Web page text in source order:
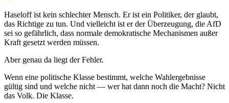
Haseloff ist kein schlechter Mensch. Er ist ein Politiker, der glaubt,
das Richtige zu tun. Und vielleicht ist er der Überzeugung, die AfD
sei so gefährlich, dass normale demokratische Mechanismen außer
Kraft gesetzt werden müssen.
Aber genau da liegt der Fehler.
Wenn eine politische Klasse bestimmt, welche Wahlergebnisse
gültig sind und welche nicht — wer hat dann noch die Macht? Nicht
das Volk. Die Klasse.